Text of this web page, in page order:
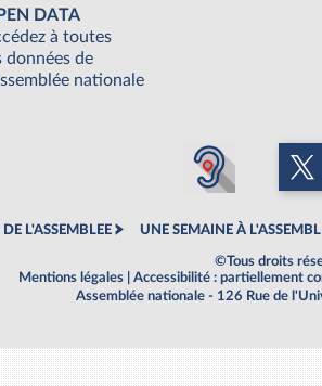
DATA
à toutes
données de
nationale
L'ASSEMBLEE UNE SEMAINE À
©Tous droits
Mentions légales
Accessibilité : partiellement
Assemblée nationale - 126 Rue de